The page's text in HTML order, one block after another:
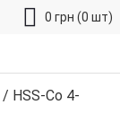
0 грн (0 шт)
/ HSS-Co 4-